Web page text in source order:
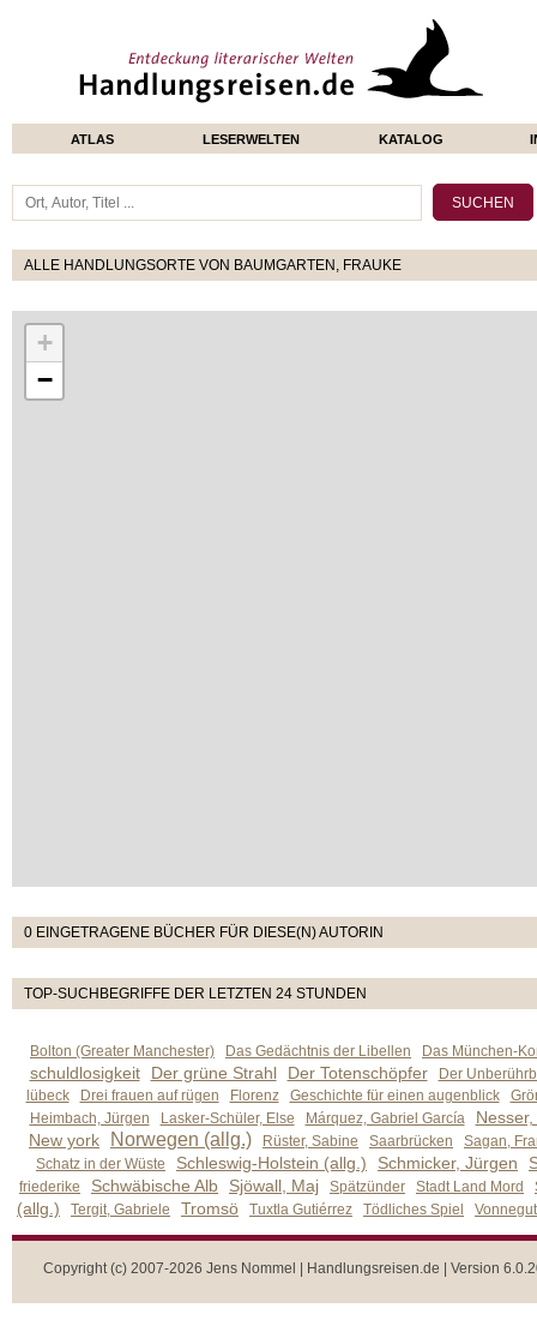
ATLAS LESERWELTEN KATALOG
ALLE HANDLUNGSORTE VON BAUMGARTEN, FRAUKE
+
−
0 EINGETRAGENE BÜCHER FÜR DIESE(N) AUTORIN
TOP-SUCHBEGRIFFE DER LETZTEN 24 STUNDEN
Bolton (Greater Manchester) Das Gedächtnis der Libellen Das München-
schuldlosigkeit Der grüne Strahl Der Totenschöpfer
Der
lübeck
Drei frauen auf rügen Florenz Geschichte für einen augenblick
Heimbach, Jürgen
Lasker-Schüler, Else Márquez, Gabriel García
New york
Norwegen (allg.) Rüster, Sabine Saarbrücken
Sagan,
Schatz in der Wüste
Schleswig-Holstein (allg.) Schmicker, Jürgen
friederike Schwäbische Alb Sjöwall, Maj Spätzünder Stadt Land Mord
(allg.) Tergit, Gabriele Tromsö Tuxtla Gutiérrez Tödliches Spiel
Copyright (c) 2007-2026 Jens Nommel | Handlungsreisen.de | Version